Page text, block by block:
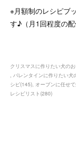
※月額制のレシピブ
す♪（月1回程度の配
クリスマスに作りたい犬の
バレンタインに作りたい犬
シピ(145) オーブンに任せ
レシピリスト(280)